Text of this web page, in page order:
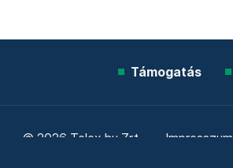
Támogatás
© 2026 Telex.hu Zrt. Impresszum